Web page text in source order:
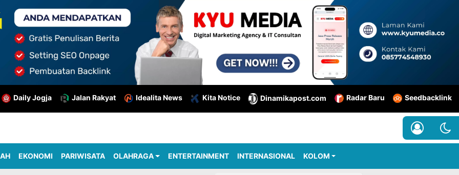
Daily Jogja Jalan Rakyat Idealita News Kita Notice Dinamikapost.com Radar Baru Seedbacklink
EKONOMI PARIWISATA OLAHRAGA ENTERTAINMENT INTERNASIONAL KOLOM